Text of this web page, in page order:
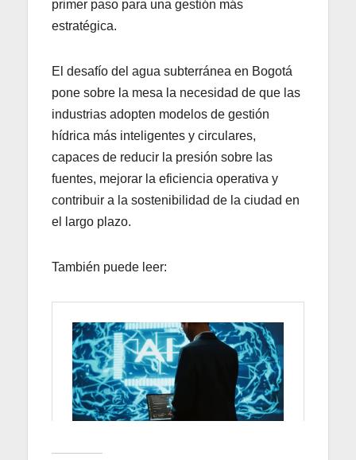
primer paso para una gestión más
estratégica.
El desafío del agua subterránea en Bogotá
pone sobre la mesa la necesidad de que las
industrias adopten modelos de gestión
hídrica más inteligentes y circulares,
capaces de reducir la presión sobre las
fuentes, mejorar la eficiencia operativa y
contribuir a la sostenibilidad de la ciudad en
el largo plazo.
También puede leer: